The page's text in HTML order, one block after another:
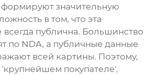
формируют значительную
в том, что эта
публична. Большинство
по NDA, а публичные данные
всей картины. Поэтому,
'крупнейшем покупателе',